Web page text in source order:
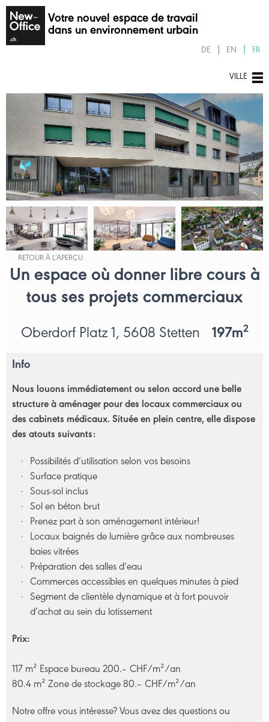
Votre nouvel espace de travail
dans un environnement urbain
DE EN FR
VILLE
Un espace où donner libre cours à
tous ses projets commerciaux
Oberdorf Platz 1, 5608 Stetten 197m2
Info
Nous louons immédiatement ou selon accord une belle
structure à aménager pour des locaux commerciaux ou
des cabinets médicaux. Située en plein centre, elle dispose
des atouts suivants:
Possibilités d’utilisation selon vos besoins
Surface pratique
Sous-sol inclus
Sol en béton brut
Prenez part à son aménagement intérieur!
Locaux baignés de lumière grâce aux nombreuses
baies vitrées
Préparation des salles d’eau
Commerces accessibles en quelques minutes à pied
Segment de clientèle dynamique et à fort pouvoir
d’achat au sein du lotissement
Prix:
117 m² Espace bureau 200.– CHF/m²/an
80.4 m² Zone de stockage 80.– CHF/m²/an
Notre offre vous intéresse? Vous avez des questions ou
RETOUR À L’APERÇU